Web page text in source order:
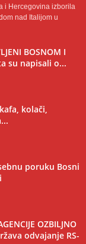
i Hercegovina izborila
nad Italijom u
BOSNOM I
su napisali o...
kolači,
poruku Bosni
OZBILJNO
odvajanje RS-